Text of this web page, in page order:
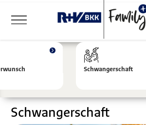
Schwangerschaft
Schwangerschaft